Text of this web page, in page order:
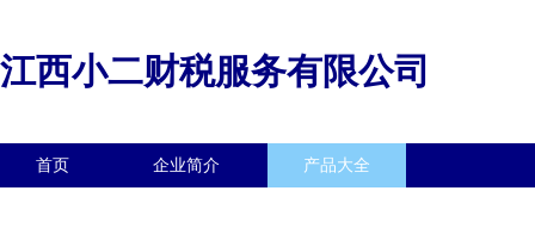
江西小二财税服务有限公司
首页 企业简介 产品大全